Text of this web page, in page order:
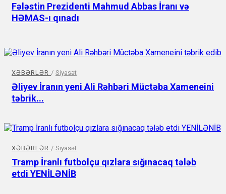
Fələstin Prezidenti Mahmud Abbas İranı və
HƏMAS-ı qınadı
XƏBƏRLƏR / Siyasət
Əliyev İranın yeni Ali Rəhbəri Müctəba Xameneini
təbrik...
XƏBƏRLƏR / Siyasət
Tramp İranlı futbolçu qızlara sığınacaq tələb
etdi YENİLƏNİB